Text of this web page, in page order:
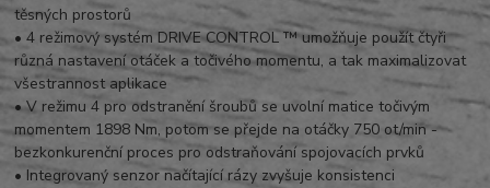
těsných prostorů
•4 režimový systém DRIVE CONTROL ™ umožňuje použít čtyři
různá nastavení otáček a točivého momentu, a tak maximalizovat
všestrannost aplikace
•V režimu 4 pro odstranění šroubů se uvolní matice točivým
momentem 1898 Nm, potom se přejde na otáčky 750 ot/min -
bezkonkurenční proces pro odstraňování spojovacích prvků
• Integrovaný senzor načítající rázy zvyšuje konsistenci